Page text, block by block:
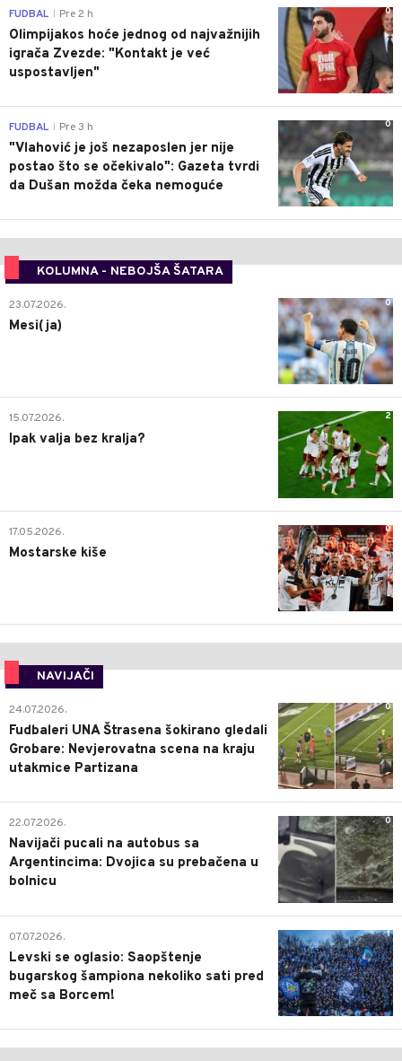
0
FUDBAL Pre 2 h
Olimpijakos hoće jednog od najvažnijih
igrača Zvezde: "Kontakt je već
uspostavljen"
0
FUDBAL Pre 3 h
"Vlahović je još nezaposlen jer nije
postao što se očekivalo": Gazeta tvrdi
da Dušan možda čeka nemoguće
KOLUMNA - NEBOJŠA ŠATARA
0
23.07.2026.
Mesi(ja)
2
15.07.2026.
Ipak valja bez kralja?
0
17.05.2026.
Mostarske kiše
NAVIJAČI
0
24.07.2026.
Fudbaleri UNA Štrasena šokirano gledali
Grobare: Nevjerovatna scena na kraju
utakmice Partizana
0
22.07.2026.
Navijači pucali na autobus sa
Argentincima: Dvojica su prebačena u
bolnicu
1
07.07.2026.
Levski se oglasio: Saopštenje
bugarskog šampiona nekoliko sati pred
meč sa Borcem!